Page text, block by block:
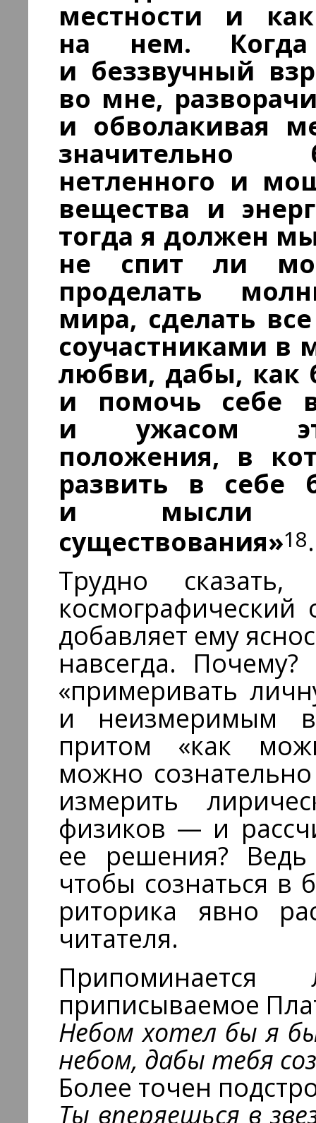
местности и
на нем. Когда
и беззвучный
во мне,
и обволакивая
значительно
нетленного и
вещества и
тогда я должен
не спит ли
проделать
мира, сделать
соучастниками в
любви, дабы, как
и помочь себе
и ужасом
положения, в
развить в себе
и мысли
существования»18.
Трудно
добавляет ему
навсегда.
«примеривать
и неизмеримым
притом «как
можно
измерить
физиков — и
ее решения?
чтобы сознаться в
риторика явно
читателя.
Припоминается
приписываемое
Небом хотел бы я
небом, дабы тебя
Более точен
Ты вперяешься в